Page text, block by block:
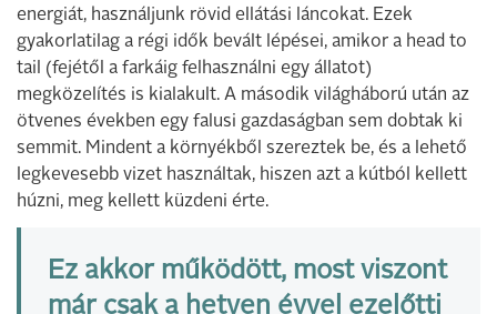
energiát, használjunk rövid ellátási láncokat. Ezek
gyakorlatilag a régi idők bevált lépései, amikor a head to
tail (fejétől a farkáig felhasználni egy állatot)
megközelítés is kialakult. A második világháború után az
ötvenes években egy falusi gazdaságban sem dobtak ki
semmit. Mindent a környékből szereztek be, és a lehető
legkevesebb vizet használtak, hiszen azt a kútból kellett
húzni, meg kellett küzdeni érte.
Ez akkor működött, most viszont
már csak a hetven évvel ezelőtti